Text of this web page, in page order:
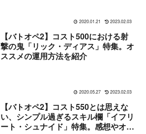
2020.01.21 2023.02.03
【バトオペ2】コスト500における射
撃の鬼「リック・ディアス」特集。オ
ススメの運用方法を紹介
2020.05.27 2023.02.03
【バトオペ2】コスト550とは思えな
い、シンプル過ぎるスキル欄「イフリ
ート・シュナイド」特集。感想やオス